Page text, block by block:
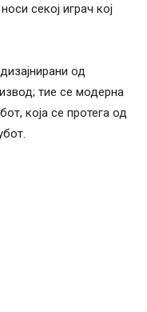
секој играч кој
од
тие се модерна
која се протега од